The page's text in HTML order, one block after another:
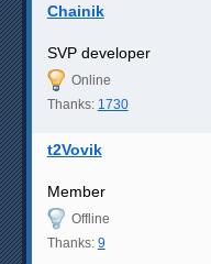
Chainik
SVP developer
Online
Thanks: 1730
t2Vovik
Member
Offline
Thanks: 9